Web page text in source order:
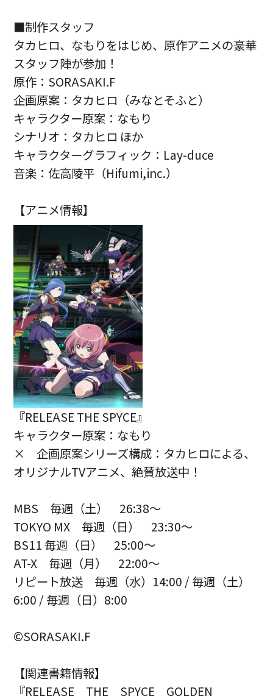
■制作スタッフ
タカヒロ、なもりをはじめ、原作アニメの豪華
スタッフ陣が参加！
原作：SORASAKI.F
企画原案：タカヒロ（みなとそふと）
キャラクター原案：なもり
シナリオ：タカヒロ ほか
キャラクターグラフィック：Lay-duce
音楽：佐高陵平（Hifumi,inc.）
【アニメ情報】
『RELEASE THE SPYCE』
キャラクター原案：なもり
× 企画原案シリーズ構成：タカヒロによる、
オリジナルTVアニメ、絶賛放送中！
MBS 毎週（土） 26:38～
TOKYO MX 毎週（日） 23:30～
BS11 毎週（日） 25:00～
AT-X 毎週（月） 22:00～
リピート放送 毎週（水）14:00 / 毎週（土）
6:00 / 毎週（日）8:00
©SORASAKI.F
【関連書籍情報】
『RELEASE THE SPYCE GOLDEN